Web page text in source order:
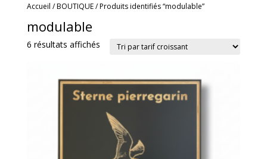
Accueil /BOUTIQUE/ Produits identifiés “modulable”
modulable
6 résultats affichésTrié
croissant